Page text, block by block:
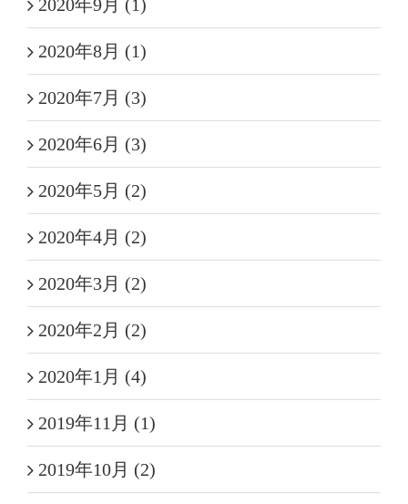
2020年9月 (1)
2020年8月 (1)
2020年7月 (3)
2020年6月 (3)
2020年5月 (2)
2020年4月 (2)
2020年3月 (2)
2020年2月 (2)
2020年1月 (4)
2019年11月 (1)
2019年10月 (2)